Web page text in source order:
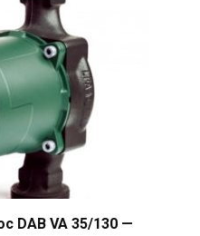
DAB VA 35/130 —